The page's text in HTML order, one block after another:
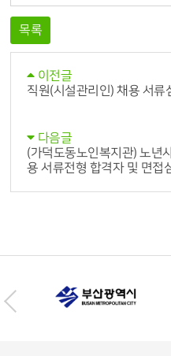
목록
이전글
직원(시설관리인) 채용 서류
다음글
(가덕도동노인복지관) 노년
용 서류전형 합격자 및 면접